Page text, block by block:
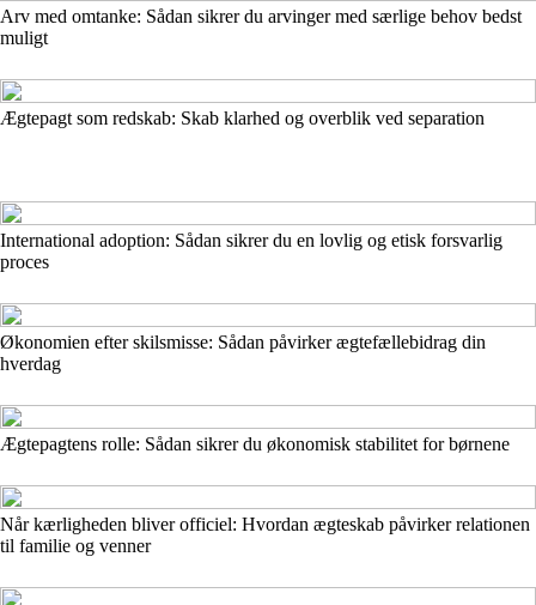
Arv med omtanke: Sådan sikrer du arvinger med særlige behov bedst
muligt
Ægtepagt som redskab: Skab klarhed og overblik ved separation
International adoption: Sådan sikrer du en lovlig og etisk forsvarlig
proces
Økonomien efter skilsmisse: Sådan påvirker ægtefællebidrag din
hverdag
Ægtepagtens rolle: Sådan sikrer du økonomisk stabilitet for børnene
Når kærligheden bliver officiel: Hvordan ægteskab påvirker relationen
til familie og venner